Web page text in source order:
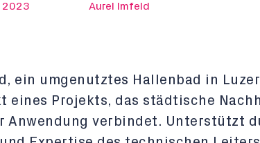
2023 Aurel Imfeld
ein umgenutztes Hallenbad in
eines Projekts, das städtische
Anwendung verbindet. Unterstützt